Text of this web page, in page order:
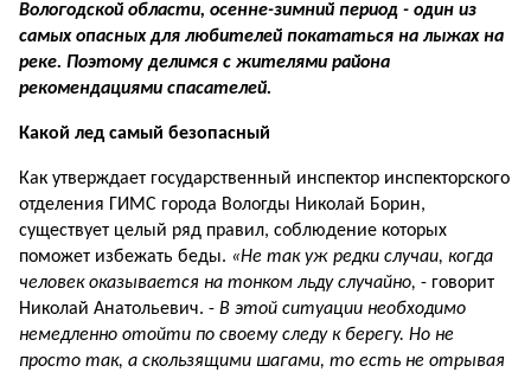
Вологодской области, осенне-зимний период - один из
самых опасных для любителей покататься на лыжах на
реке. Поэтому делимся с жителями района
рекомендациями спасателей.
Какой лед самый безопасный
Как утверждает государственный инспектор инспекторского
отделения ГИМС города Вологды Николай Борин,
существует целый ряд правил, соблюдение которых
поможет избежать беды. «Не так уж редки случаи, когда
человек оказывается на тонком льду случайно, - говорит
Николай Анатольевич. - В этой ситуации необходимо
немедленно отойти по своему следу к берегу. Но не
просто так, а скользящими шагами, то есть не отрывая